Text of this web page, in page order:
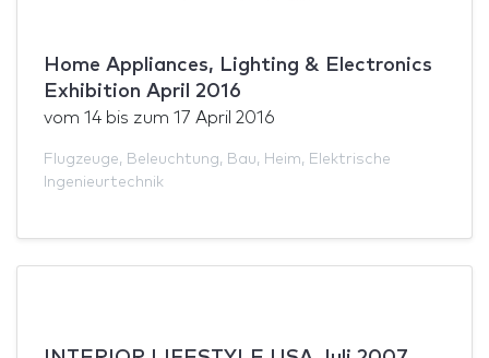
Home Appliances, Lighting & Electronics
Exhibition April 2016
vom 14 bis zum 17 April 2016
Flugzeuge, Beleuchtung, Bau, Heim, Elektrische
Ingenieurtechnik